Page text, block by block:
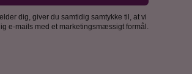
dig, giver du samtidig samtykke til, at vi
e-mails med et marketingsmæssigt formål.